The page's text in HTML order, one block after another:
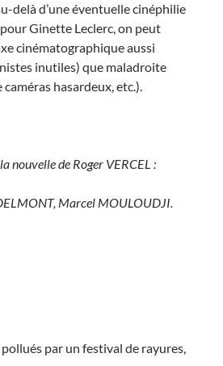
delà d’une éventuelle cinéphilie
Ginette Leclerc, on peut
cinématographique aussi
inutiles) que maladroite
hasardeux, etc.).
nouvelle de Roger VERCEL :
Marcel MOULOUDJI.
par un festival de rayures,